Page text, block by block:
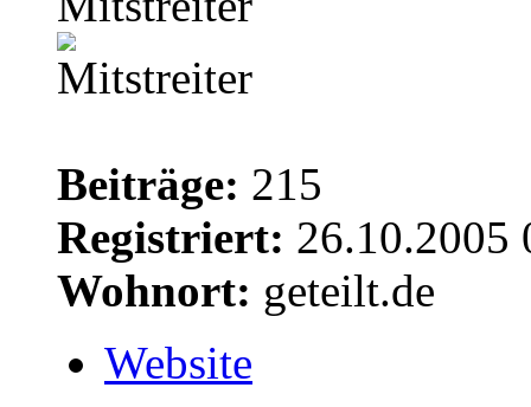
Beiträge: 215
Registriert: 26.10.2005
Wohnort: geteilt.de
Website